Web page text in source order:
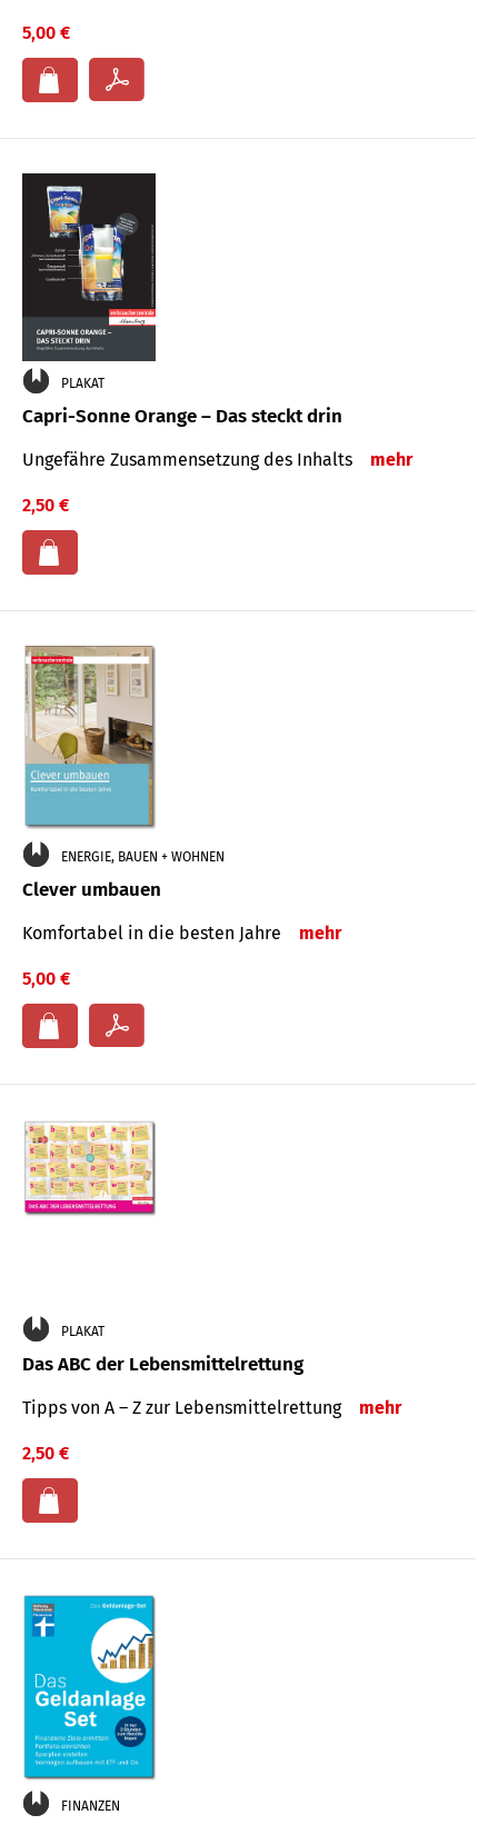
5,00 €
PLAKAT
Capri-Sonne Orange – Das steckt drin
Ungefähre Zu­sammen­setzung des Inhalts mehr
2,50 €
ENERGIE, BAUEN + WOHNEN
Clever umbauen
Komfortabel in die besten Jahre mehr
5,00 €
PLAKAT
Das ABC der Lebensmittelrettung
Tipps von A – Z zur Lebensmittelrettung mehr
2,50 €
FINANZEN